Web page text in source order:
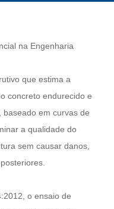
na Engenharia
que estima a
concreto endurecido e
em curvas de
a qualidade do
sem causar danos,
o ensaio de